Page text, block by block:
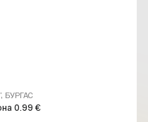
БУРГАС
0.99 €